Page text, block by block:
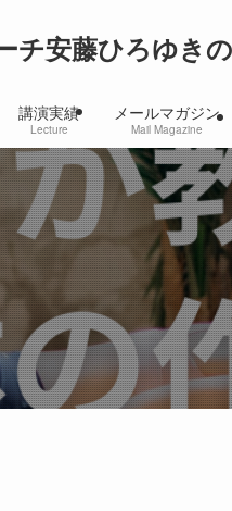
チ安藤ひろゆき
講演実績
Lecture
メールマガジン
Mail Magazine